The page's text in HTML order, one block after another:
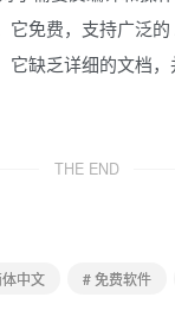
它免费，支持广泛
它缺乏详细的文档
THE END
中文 # 免费软件